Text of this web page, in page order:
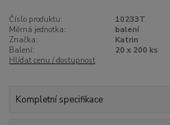
Číslo produktu:
10233T
Měrná jednotka:
balení
Značka:
Katrin
Balení:
20 x 200 ks
Hlídat cenu / dostupnost
Kompletní specifikace